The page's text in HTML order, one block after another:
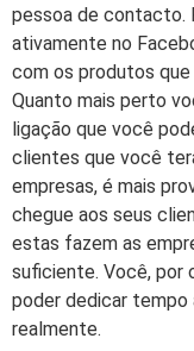
pessoa de contacto.
ativamente no
com os produtos
Quanto mais perto
ligação que você
clientes que você
empresas, é mais
chegue aos seus
estas fazem as
suficiente. Você, por
poder dedicar tempo
realmente.